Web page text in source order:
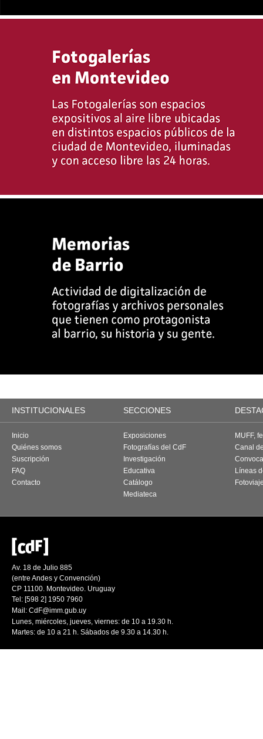
INSTITUCIONALES SECCIONES
Inicio
Quiénes somos
Suscripción
FAQ
Contacto
Exposiciones
Fotografías del CdF
Investigación
Educativa
Catálogo
Mediateca
MUFF,
Canal
Líneas
Av. 18 de Julio 885
(entre Andes y Convención)
CP 11100. Montevideo. Uruguay
Tel: [598 2] 1950 7960
Mail: CdF@imm.gub.uy
Lunes, miércoles, jueves, viernes: de 10 a 19.30 h.
Martes: de 10 a 21 h. Sábados de 9.30 a 14.30 h.